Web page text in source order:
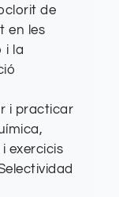
de
en les
i la
i practicar
exercicis